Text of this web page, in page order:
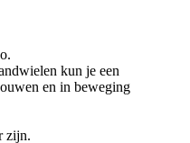
kun je een
en in beweging
zijn.